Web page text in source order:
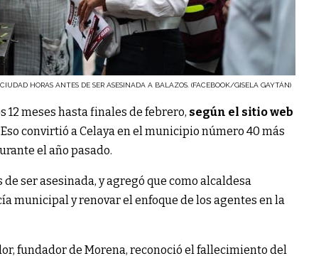
HORAS ANTES DE SER ASESINADA A BALAZOS. (FACEBOOK/GISELA GAYTÁN)
12 meses hasta finales de febrero, según el sitio web
Eso convirtió a Celaya en el municipio número 40 más
el año pasado.
ser asesinada, y agregó que como alcaldesa
municipal y renovar el enfoque de los agentes en la
fundador de Morena, reconoció el fallecimiento del